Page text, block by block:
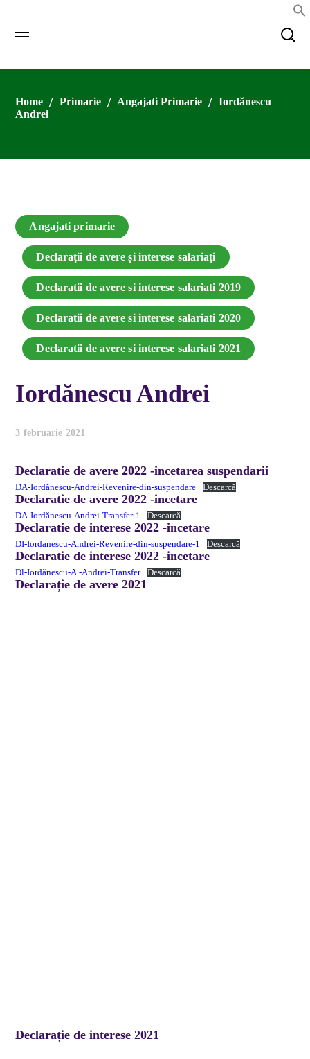
Home Primarie Angajati Primarie
Iordănescu
Andrei
Angajati primarie
Declarații de avere și interese salariați
Declaratii de avere si interese salariati 2019
Declaratii de avere si interese salariati 2020
Declaratii de avere si interese salariati 2021
Iordănescu Andrei
3 februarie 2021
Declaratie de avere 2022 -incetarea suspendarii
DA-Iordănescu-Andrei-Revenire-din-suspendare Descarcă
Declaratie de avere 2022 -incetare
DA-Iordănescu-Andrei-Transfer-1 Descarcă
Declaratie de interese 2022 -incetare
DI-Iordanescu-Andrei-Revenire-din-suspendare-1 Descarcă
Declaratie de interese 2022 -incetare
Dl-Iordănescu-A.-Andrei-Transfer Descarcă
Declarație de avere 2021
Declarație de interese 2021